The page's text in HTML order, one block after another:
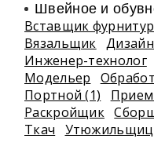
Швейное и
Вставщик
Вязальщик
Инженер-технолог
Модельер
Портной (1)
Раскройщик
Ткач